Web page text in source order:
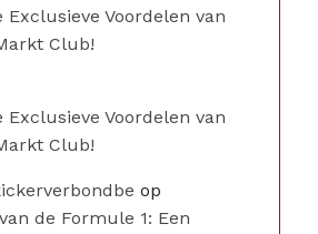
Exclusieve Voordelen van
Club!
Exclusieve Voordelen van
Club!
op
de Formule 1: Een